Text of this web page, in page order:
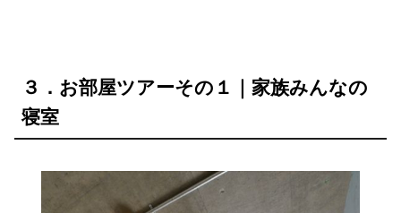
３．お部屋ツアーその１｜家族みんなの
寝室